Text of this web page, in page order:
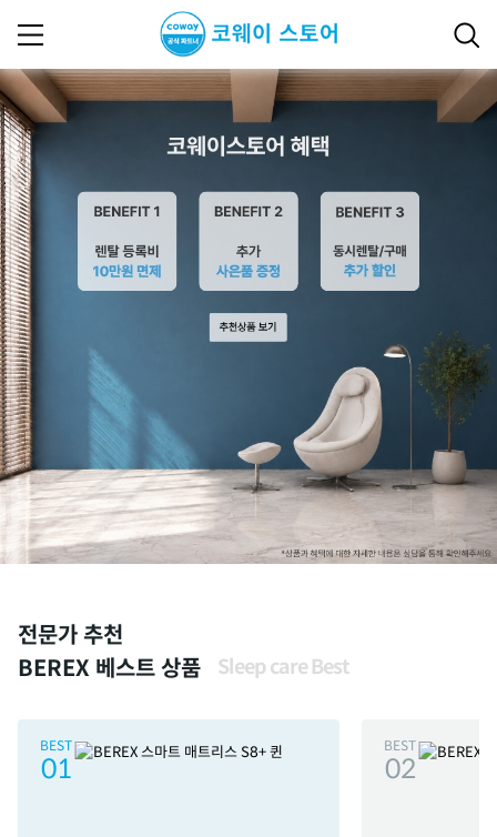
전문가 추천
BEREX 베스트 상품
Sleep care Best
BEST
01
BEST
02